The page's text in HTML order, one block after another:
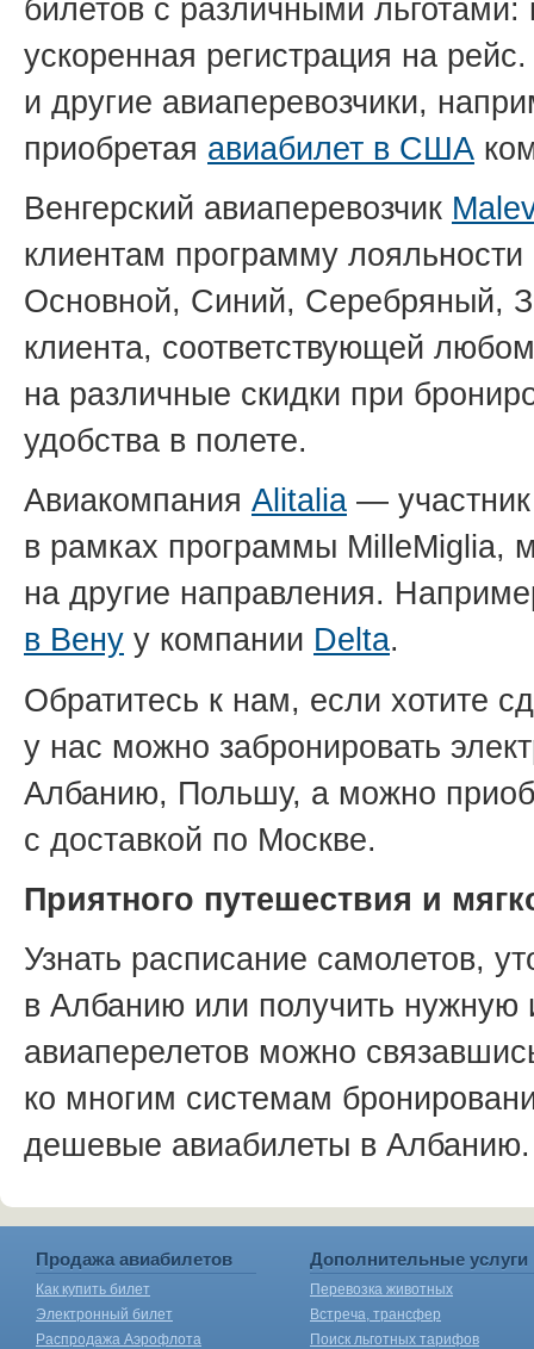
билетов с различными
ускоренная регистрация на
и другие авиаперевозчики,
приобретая авиабилет в США
Венгерский авиаперевозчик
клиентам программу
Основной, Синий, Серебряный,
клиента, соответствующей
на различные скидки при
удобства в полете.
Авиакомпания Alitalia —
в рамках программы MilleMiglia,
на другие направления.
в Вену у компании Delta.
Обратитесь к нам, если хотите
у нас можно забронировать
Албанию, Польшу, а можно
с доставкой по Москве.
Приятного путешествия и
Узнать расписание самолетов,
в Албанию или получить
авиаперелетов можно
ко многим системам
дешевые авиабилеты в Албанию.
Продажа авиабилетов
Как купить билет
Электронный билет
Распродажа Аэрофлота
Дополнительные услуги
Перевозка животных
Встреча, трансфер
Поиск льготных тарифов